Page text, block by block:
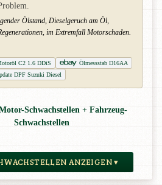
Ölstand, Dieselgeruch am Öl,
im Extremfall Motorschaden.
C2 1.6 DDiS
Ölmessstab D16AA
DPF Suzuki Diesel
Schwachstellen + Fahrzeug-
Schwachstellen
ANZEIGEN ▾